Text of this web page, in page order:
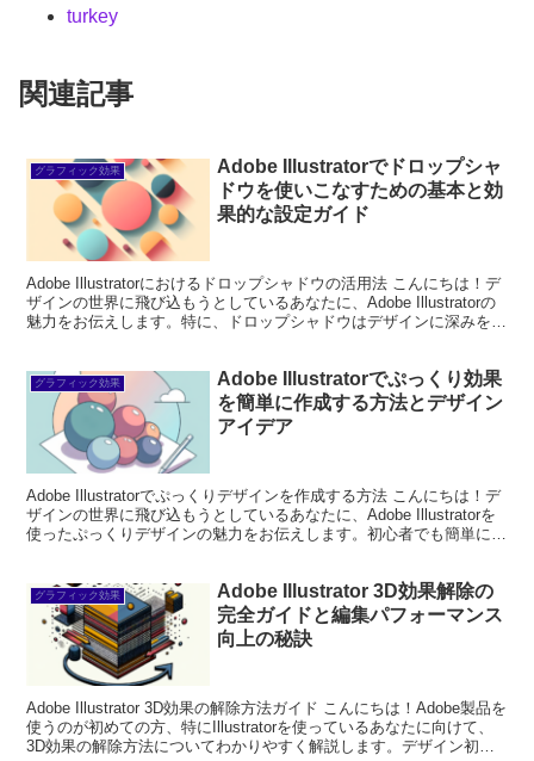
turkey
関連記事
グラフィック効果
Adobe Illustratorでドロップシャ
ドウを使いこなすための基本と効
果的な設定ガイド
Adobe Illustratorにおけるドロップシャドウの活用法 こんにちは！デ
ザインの世界に飛び込もうとしているあなたに、Adobe Illustratorの
魅力をお伝えします。特に、ドロップシャドウはデザインに深みを与
グラフィック効果
Adobe Illustratorでぷっくり効果
を簡単に作成する方法とデザイン
アイデア
Adobe Illustratorでぷっくりデザインを作成する方法 こんにちは！デ
ザインの世界に飛び込もうとしているあなたに、Adobe Illustratorを
使ったぷっくりデザインの魅力をお伝えします。初心者でも簡単にで
グラフィック効果
Adobe Illustrator 3D効果解除の
完全ガイドと編集パフォーマンス
向上の秘訣
Adobe Illustrator 3D効果の解除方法ガイド こんにちは！Adobe製品を
使うのが初めての方、特にIllustratorを使っているあなたに向けて、
3D効果の解除方法についてわかりやすく解説します。デザイン初心